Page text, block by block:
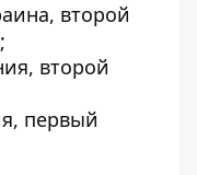
второй
второй
первый